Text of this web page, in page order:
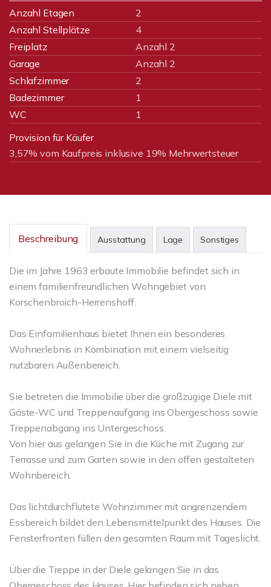
Anzahl Etagen
2
Anzahl Stellplätze
4
Freiplatz
Anzahl 2
Garage
Anzahl 2
Schlafzimmer
2
Badezimmer
1
WC
1
Provision für Käufer
3,57% vom Kaufpreis inklusive 19% Mehrwertsteuer
Beschreibung Ausstattung Lage Sonstiges
Die im Jahre 1963 erbaute Immobilie befindet sich in
einem familienfreundlichen Wohngebiet von
Korschenbroich-Herrenshoff.
Das Einfamilienhaus bietet Ihnen ein besonderes
Wohnerlebnis in Kombination mit einem vielseitig
nutzbaren Außenbereich.
Sie betreten die Immobilie über die großzügige Diele mit
Gäste-WC und Treppenaufgang ins Obergeschoss sowie
Treppenabgang ins Untergeschoss.
Von hier aus gelangen Sie in die Küche mit Zugang zur
Terrasse und zum Garten sowie in den offen gestalteten
Wohnbereich.
Das lichtdurchflutete Wohnzimmer mit angrenzendem
Essbereich bildet den Lebensmittelpunkt des Hauses. Die
Fensterfronten füllen den gesamten Raum mit Tageslicht.
Über die Treppe in der Diele gelangen Sie in das